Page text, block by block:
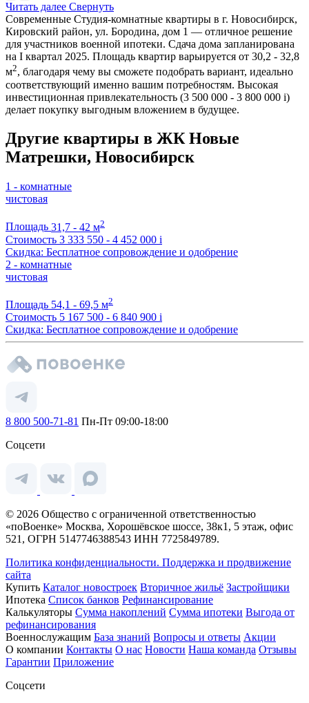
Читать далее Свернуть
Современные Студия-комнатные квартиры в г. Новосибирск,
Кировский район, ул. Бородина, дом 1 — отличное решение
для участников военной ипотеки. Сдача дома запланирована
на I квартал 2025. Площадь квартир варьируется от 30,2 - 32,8
м2, благодаря чему вы сможете подобрать вариант, идеально
соответствующий именно вашим потребностям. Высокая
инвестиционная привлекательность (3 500 000 - 3 800 000 i)
делает покупку выгодным вложением в будущее.
Другие квартиры в ЖК Новые
Матрешки, Новосибирск
1 - комнатные
чистовая
Площадь 31,7 - 42 м2
Стоимость 3 333 550 - 4 452 000 i
Скидка: Бесплатное сопровождение и одобрение
2 - комнатные
чистовая
Площадь 54,1 - 69,5 м2
Стоимость 5 167 500 - 6 840 900 i
Скидка: Бесплатное сопровождение и одобрение
8 800 500-71-81 Пн-Пт 09:00-18:00
Соцсети
© 2026 Общество с ограниченной ответственностью
«поВоенке» Москва, Хорошёвское шоссе, 38к1, 5 этаж, офис
521, ОГРН 5147746388543 ИНН 7725849789.
Политика конфиденциальности. Поддержка и продвижение
сайта
Купить Каталог новостроек Вторичное жильё Застройщики
Ипотека Список банков Рефинансирование
Калькуляторы Сумма накоплений Сумма ипотеки Выгода от
рефинансирования
Военнослужащим База знаний Вопросы и ответы Акции
О компании Контакты О нас Новости Наша команда Отзывы
Гарантии Приложение
Соцсети